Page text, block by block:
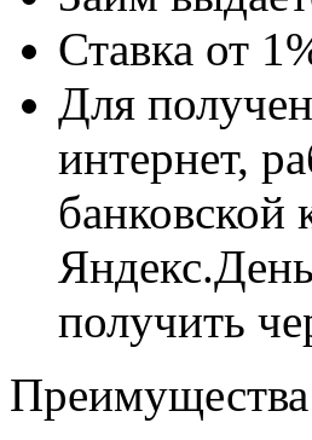
Ставка от
Для
интернет,
банковской
получить